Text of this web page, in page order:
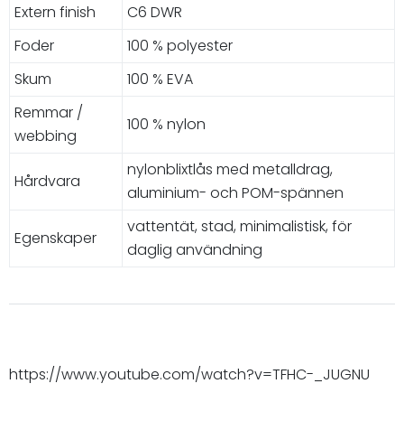
Extern finish
C6 DWR
Foder
100 % polyester
Skum
100 % EVA
Remmar /
webbing
100 % nylon
Hårdvara
nylonblixtlås med metalldrag,
aluminium- och POM-spännen
Egenskaper
vattentät, stad, minimalistisk, för
daglig användning
https://www.youtube.com/watch?v=TFHC-_JUGNU